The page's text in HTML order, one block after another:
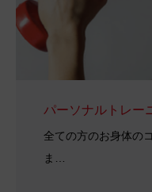
パーソナルトレー
全ての方のお身体の
ま…